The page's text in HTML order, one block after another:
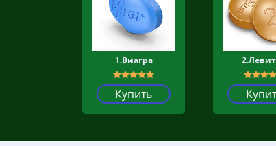
1.Виагра
Купить